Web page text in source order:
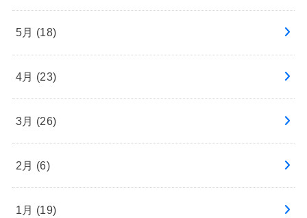
5月 (18)
4月 (23)
3月 (26)
2月 (6)
1月 (19)